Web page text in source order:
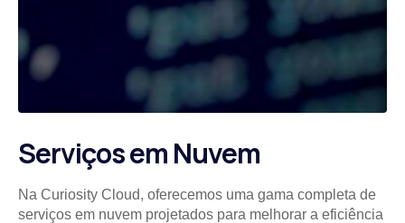
Serviços em Nuvem
Na Curiosity Cloud, oferecemos uma gama completa de
serviços em nuvem projetados para melhorar a eficiência